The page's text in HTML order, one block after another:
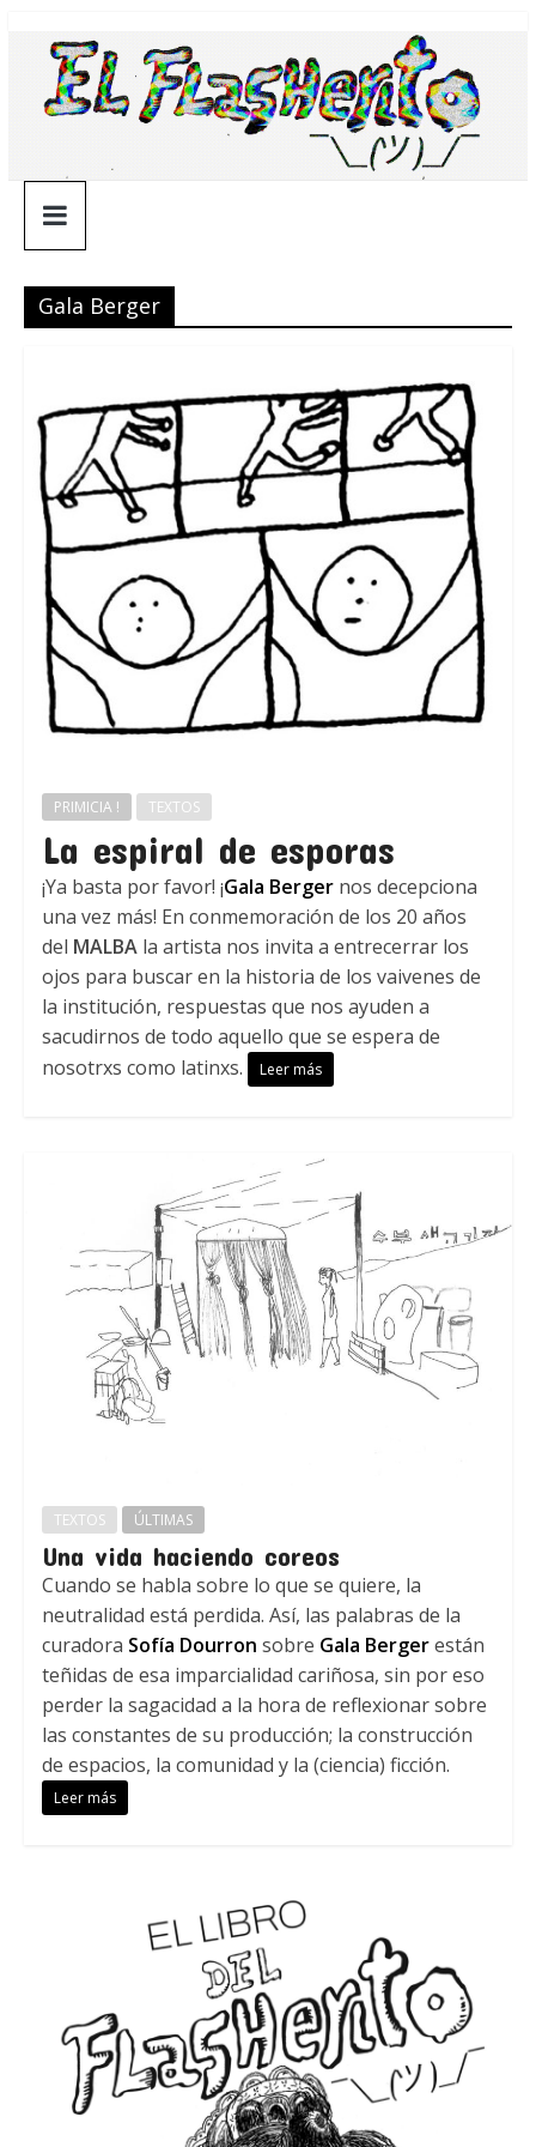
contenido
¯\_(ツ)_/
¯
Gala Berger
PRIMICIA ! TEXTOS
La espiral de esporas
¡Ya basta por favor! ¡Gala Berger nos decepciona
una vez más! En conmemoración de los 20 años
del MALBAla artista nos invita a entrecerrar los
ojos para buscar en la historia de los vaivenes de
la institución, respuestas que nos ayuden a
sacudirnos de todo aquello que se espera de
nosotrxs como latinxs.
Leer más
TEXTOS ÚLTIMAS
Una vida haciendo coreos
Cuando se habla sobre lo que se quiere, la
neutralidad está perdida. Así, las palabras de la
curadora Sofía Dourron sobre Gala Bergerestán
teñidas de esa imparcialidad cariñosa, sin por eso
perder la sagacidad a la hora de reflexionar sobre
las constantes de su producción; la construcción
de espacios, la comunidad y la (ciencia) ficción.
Leer más